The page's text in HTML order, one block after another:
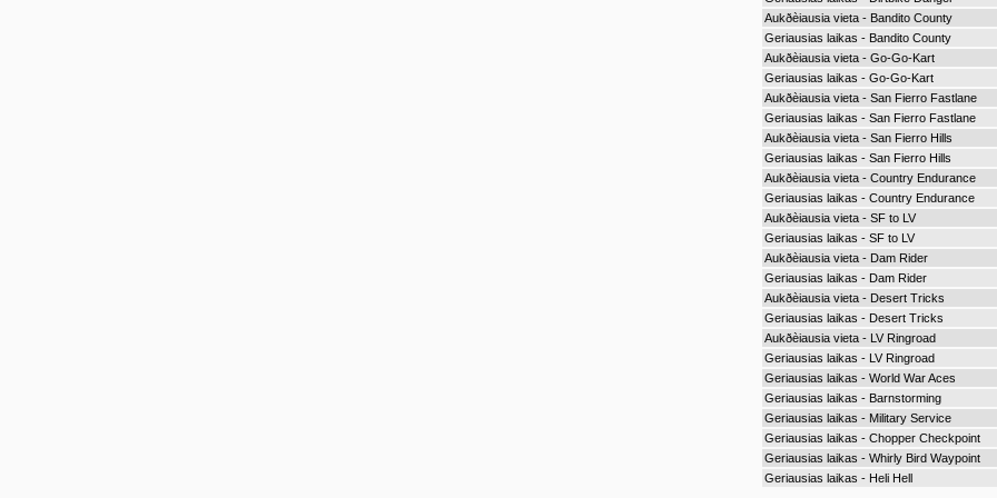
Aukðèiausia vieta - Bandito County
Geriausias laikas - Bandito County
Aukðèiausia vieta - Go-Go-Kart
Geriausias laikas - Go-Go-Kart
Aukðèiausia vieta - San Fierro Fastlane
Geriausias laikas - San Fierro Fastlane
Aukðèiausia vieta - San Fierro Hills
Geriausias laikas - San Fierro Hills
Aukðèiausia vieta - Country Endurance
Geriausias laikas - Country Endurance
Aukðèiausia vieta - SF to LV
Geriausias laikas - SF to LV
Aukðèiausia vieta - Dam Rider
Geriausias laikas - Dam Rider
Aukðèiausia vieta - Desert Tricks
Geriausias laikas - Desert Tricks
Aukðèiausia vieta - LV Ringroad
Geriausias laikas - LV Ringroad
Geriausias laikas - World War Aces
Geriausias laikas - Barnstorming
Geriausias laikas - Military Service
Geriausias laikas - Chopper Checkpoint
Geriausias laikas - Whirly Bird Waypoint
Geriausias laikas - Heli Hell